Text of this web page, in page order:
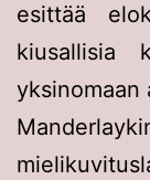
esittää
kiusallisia
yksinomaan